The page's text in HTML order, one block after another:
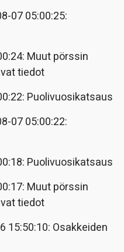
07 05:00:25:
Muut pörssin
tiedot
Puolivuosikatsaus
07 05:00:22:
Puolivuosikatsaus
Muut pörssin
tiedot
15:50:10: Osakkeiden